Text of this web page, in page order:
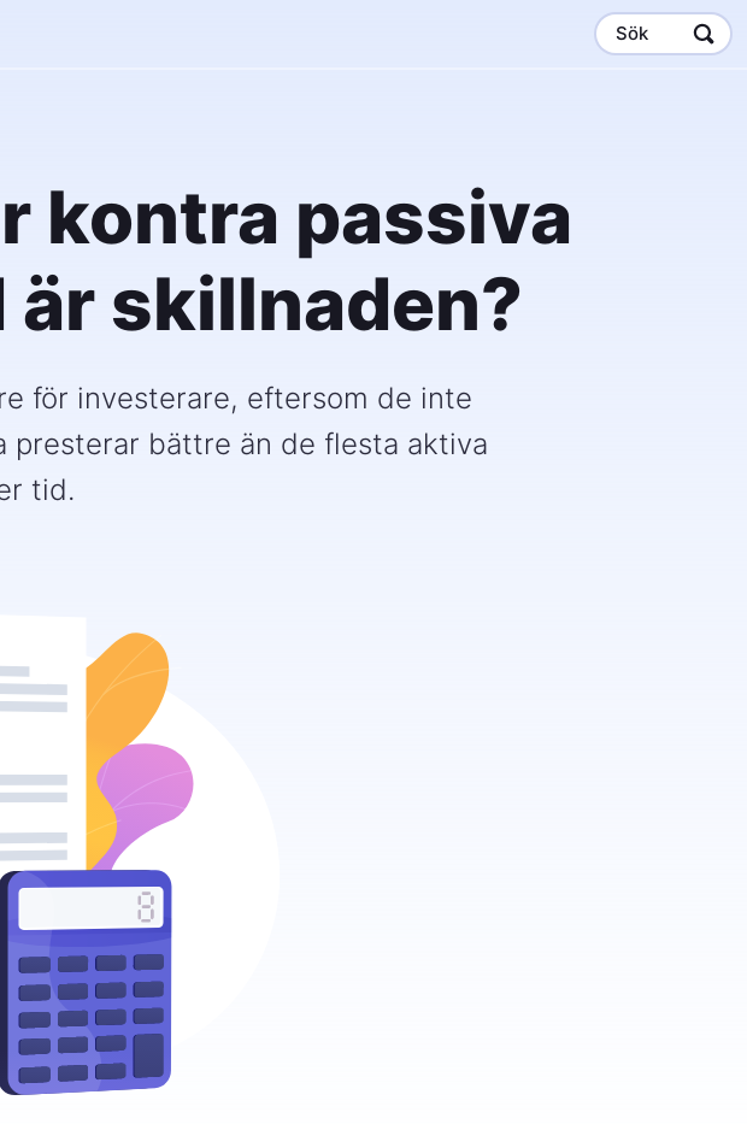
Sök
kontra passiva
skillnaden?
för investerare, eftersom de inte
presterar bättre än de flesta aktiva
tid.